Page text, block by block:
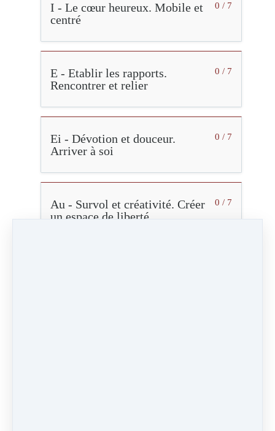
0 / 7
I - Le cœur heureux. Mobile et
centré
0 / 7
E - Etablir les rapports.
Rencontrer et relier
0 / 7
Ei - Dévotion et douceur.
Arriver à soi
0 / 7
Au - Survol et créativité. Créer
un espace de liberté